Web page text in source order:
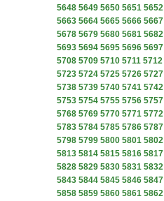
5648 5649 5650 5651 5652
5663 5664 5665 5666 5667
5678 5679 5680 5681 5682
5693 5694 5695 5696 5697
5708 5709 5710 5711 5712
5723 5724 5725 5726 5727
5738 5739 5740 5741 5742
5753 5754 5755 5756 5757
5768 5769 5770 5771 5772
5783 5784 5785 5786 5787
5798 5799 5800 5801 5802
5813 5814 5815 5816 5817
5828 5829 5830 5831 5832
5843 5844 5845 5846 5847
5858 5859 5860 5861 5862